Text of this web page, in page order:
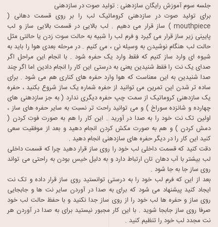
جلسه سوم آموزش رایگان سازدهنی : تولید صوت در سازدهنی
برای تولید صوت در سازدهنی کروماتیک لب را بر روی قسمت دهانی (
mouthpiece ) ساز قرار می دهیم . لب بالایی در قسمت بالایی ساز و لب
پایینی زیر ساز قرار می گیرد و فرم لب را شبیه به حالت سوت زدن یا حالتی مثل
حالت لب هنگام نوشیدن به وسیله نی ، می کنیم . در مرحله بعدی هوا را باید به
شیوه ای وارد ساز کنیم که فقط وارد یک حفره شود . با انجام این مراحل اگر
صدای یک نت را فقط شنیدین یعنی به درستی این کار را انجام دادین اما اگر چند
صدا شنیدین به این معناست که هوا وارد حفره های کناری هم می شود . برای
ساده تر شدن این تمرین می توانید از حفره شماره یک ساز شروع بکنید ، حفره
یک سازدهنی کروماتیک از سمت چپ حفره دیگری ندارد ( به جز سازدهنی های
چهارده و شانزده سوراخ ) و می توانید راحت تر نسبت به سایر حفره های ساز ،
اولین تک نت خود را به صدا در آورید . این کار را هم به صورت فوت کردن (
دمش کردن ) و هم به صورت مکش کردن انجام دهید و بعد از موفقیت سعی
کنید این کار را در دیگر حفره های سازدهنی انجام دهید .
دقت کنید که قسمت داخلی لب خود را روی ساز قرار دهید چرا که قسمت داخلی
لب بیشتر با آب دهان تان ارتباط دارد و به دلیل خیس بودن به راحتی می تواند
روی ساز جا به جا شود .
بعد از این که فرم لب خود را به درستی توانستید روی ساز قرار داده و تک نت
ایجاد کنید پیشنهاد می شود که برای به صدا در آوردن سایر نت ها و جابجایی
روی ساز و حفره ها لب خود را از روی ساز جدا نکنید و با حفظ حالت لب خود
صرفا روی ساز جابجا شوید . با این کار مجبور نیستید برای به صدا در آوردن هر
نت مجدد لب خود را تنظیم کنید .